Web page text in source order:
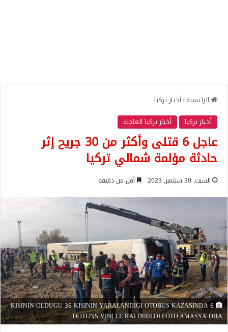
الرئيسية/أخبار تركيا
أخبار تركيا
أخبار تركيا العاجلة
عاجل 6 قتلى وأكثر من 30 جريح إثر
حادثة مؤلمة شمالي تركيا
السبت, 30 سبتمبر, 2023 أقل من دقيقة
6 KISININ OLDUGU 35 KISININ YARALANDIGI OTOBUS KAZASINDA
OOTUNS VINCLE KALDIRILDI.FOTO:AMASYA DHA